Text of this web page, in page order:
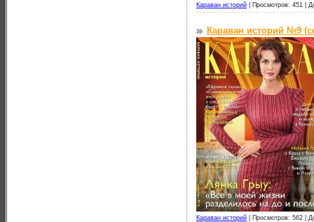
Караван историй Просмотров: 451 |
Караван историй №9
Караван историй Просмотров: 562 |